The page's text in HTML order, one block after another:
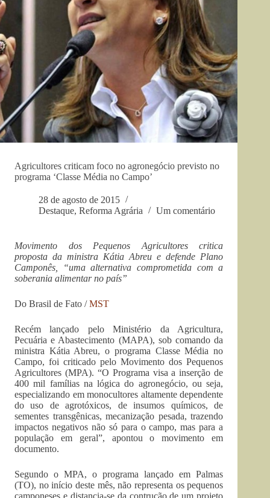
Agricultores criticam foco no agronegócio previsto no
programa ‘Classe Média no Campo’
28 de agosto de 2015
Destaque, Reforma Agrária Um comentário
Movimento dos Pequenos Agricultores critica
proposta da ministra Kátia Abreu e defende Plano
Camponês, “uma alternativa comprometida com a
soberania alimentar no país”
Do Brasil de Fato /MST
Recém lançado pelo Ministério da Agricultura,
Pecuária e Abastecimento (MAPA), sob comando da
ministra Kátia Abreu, o programa Classe Média no
Campo, foi criticado pelo Movimento dos Pequenos
Agricultores (MPA). “O Programa visa a inserção de
400 mil famílias na lógica do agronegócio, ou seja,
especializando em monocultores altamente dependente
do uso de agrotóxicos, de insumos químicos, de
sementes transgênicas, mecanização pesada, trazendo
impactos negativos não só para o campo, mas para a
população em geral”, apontou o movimento em
documento.
Segundo o MPA, o programa lançado em Palmas
(TO), no início deste mês, não representa os pequenos